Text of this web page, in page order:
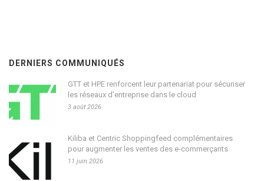
DERNIERS COMMUNIQUÉS
GTT et HPE renforcent leur partenariat pour sécuriser
les réseaux d’entreprise dans le cloud
3 août 2026
Kiliba et Centric Shoppingfeed complémentaires
pour augmenter les ventes des e-commerçants
11 juin 2026